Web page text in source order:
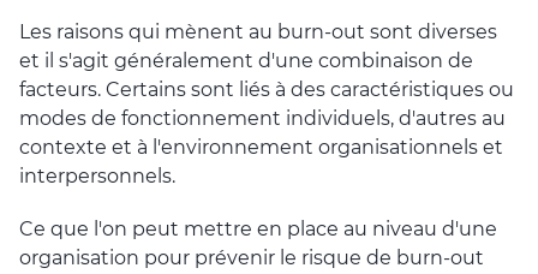
Les raisons qui mènent au burn-out sont diverses
et il s'agit généralement d'une combinaison de
facteurs. Certains sont liés à des caractéristiques ou
modes de fonctionnement individuels, d'autres au
contexte et à l'environnement organisationnels et
interpersonnels.
Ce que l'on peut mettre en place au niveau d'une
organisation pour prévenir le risque de burn-out